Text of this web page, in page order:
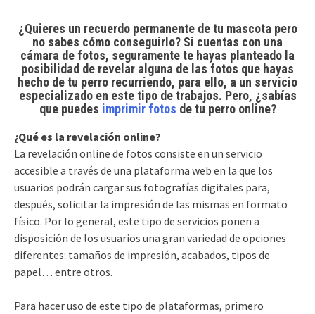
¿Quieres un recuerdo permanente de tu mascota pero
no sabes cómo conseguirlo? Si cuentas con una
cámara de fotos, seguramente te hayas planteado la
posibilidad de revelar alguna de las fotos que hayas
hecho de tu perro recurriendo, para ello, a un servicio
especializado en este tipo de trabajos. Pero, ¿sabías
que puedes imprimir fotos de tu perro online?
¿Qué es la revelación online?
La revelación online de fotos consiste en un servicio
accesible a través de una plataforma web en la que los
usuarios podrán cargar sus fotografías digitales para,
después, solicitar la impresión de las mismas en formato
físico. Por lo general, este tipo de servicios ponen a
disposición de los usuarios una gran variedad de opciones
diferentes: tamaños de impresión, acabados, tipos de
papel… entre otros.
Para hacer uso de este tipo de plataformas, primero